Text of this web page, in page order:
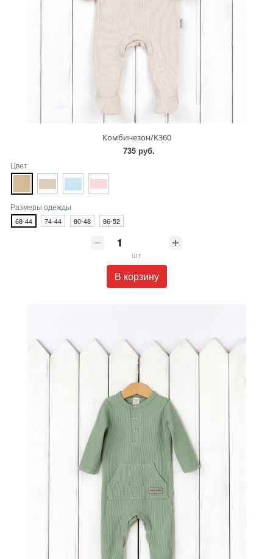
Комбинезон/К360
735 руб.
Цвет
Размеры одежды
68-44 74-44 80-48 86-52
шт
В корзину